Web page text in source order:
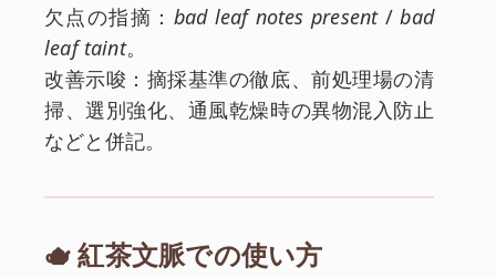
欠点の指摘： bad leaf notes present/bad
leaf taint。
改善示唆：摘採基準の徹底、前処理場の清
掃、選別強化、通風乾燥時の異物混入防止
などと併記。
🫖 紅茶文脈での使い方